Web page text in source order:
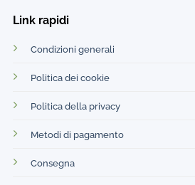
Link rapidi
Condizioni generali
Politica dei cookie
Politica della privacy
Metodi di pagamento
Consegna